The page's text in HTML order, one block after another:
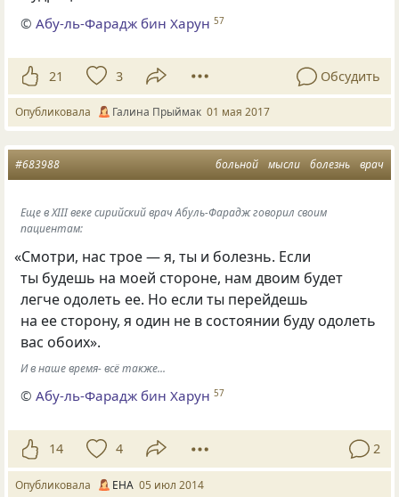
©Абу-ль-Фарадж бин Харун 57
21 3 Обсудить
Опубликовала Галина Прыймак 01 мая 2017
больной мысли болезнь врач
#683988
Еще в ХIII веке сирийский врач Абуль-Фарадж говорил своим
пациентам:
«Смотри, нас трое — я, ты и болезнь. Если
ты будешь на моей стороне, нам двоим будет
легче одолеть ее. Но если ты перейдешь
на ее сторону, я один не в состоянии буду одолеть
вас обоих».
И в наше время- всё также...
©Абу-ль-Фарадж бин Харун 57
14 4 2
Опубликовала EНA 05 июл 2014